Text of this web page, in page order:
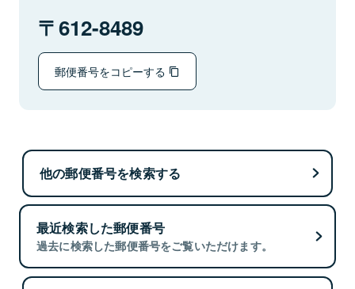
612-8489
郵便番号をコピーする
他の郵便番号を検索する
最近検索した郵便番号
過去に検索した郵便番号をご覧いただけます。